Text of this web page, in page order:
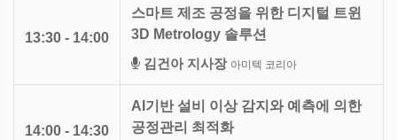
13:30 - 14:00
스마트 제조 공정을 위한 디지털 트윈
3D Metrology 솔루션
김건아 지사장 아미텍 코리아
14:00 - 14:30
AI기반 설비 이상 감지와 예측에 의한
공정관리 최적화